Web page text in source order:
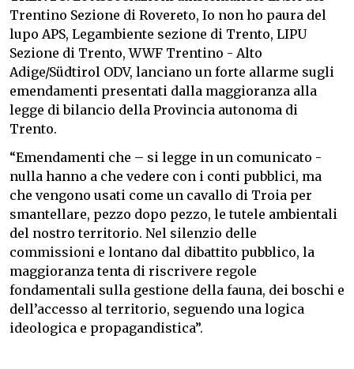
Trentino Sezione di Rovereto, Io non ho paura del
lupo APS, Legambiente sezione di Trento, LIPU
Sezione di Trento, WWF Trentino - Alto
Adige/Südtirol ODV, lanciano un forte allarme sugli
emendamenti presentati dalla maggioranza alla
legge di bilancio della Provincia autonoma di
Trento.
“Emendamenti che – si legge in un comunicato -
nulla hanno a che vedere con i conti pubblici, ma
che vengono usati come un cavallo di Troia per
smantellare, pezzo dopo pezzo, le tutele ambientali
del nostro territorio. Nel silenzio delle
commissioni e lontano dal dibattito pubblico, la
maggioranza tenta di riscrivere regole
fondamentali sulla gestione della fauna, dei boschi e
dell’accesso al territorio, seguendo una logica
ideologica e propagandistica”.